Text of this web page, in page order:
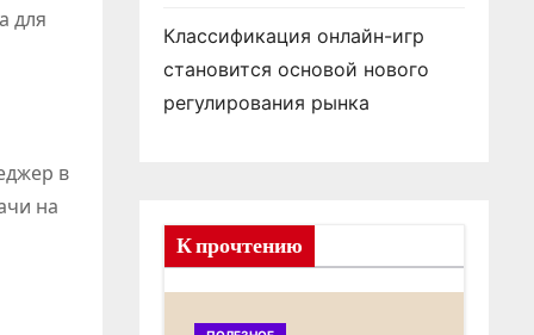
для
в
на
Классификация онлайн-игр
становится основой нового
регулирования рынка
К прочтению